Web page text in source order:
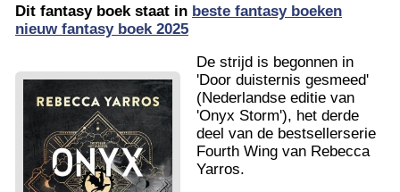
Dit fantasy boek staat in beste fantasy boeken
nieuw fantasy boek 2025
De strijd is begonnen in
'Door duisternis gesmeed'
(Nederlandse editie van
'Onyx Storm'), het derde
deel van de bestsellerserie
Fourth Wing van Rebecca
Yarros.